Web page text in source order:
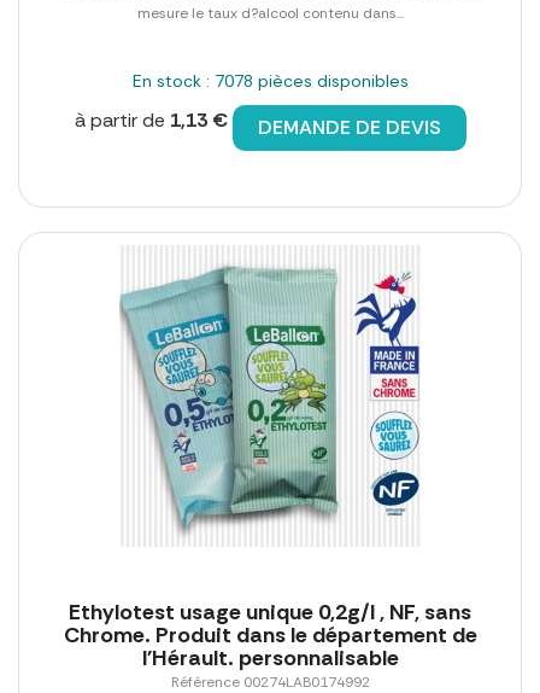
mesure le taux d?alcool contenu dans...
En stock : 7078 pièces disponibles
à partir de 1,13 € DEMANDE DE DEVIS
Ethylotest usage unique 0,2g/l , NF, sans
Chrome. Produit dans le département de
l'Hérault. personnalisable
Référence 00274LAB0174992